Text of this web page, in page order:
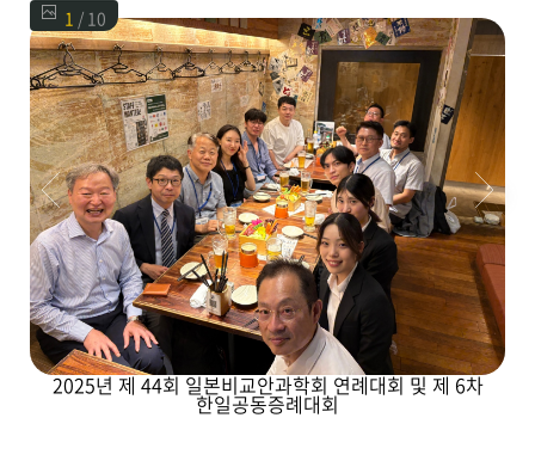
1 / 10
2025년 제 44회 일본비교안과학회 연례대회 및 제 6차
한일공동증례대회